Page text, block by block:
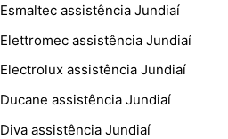
Esmaltec assistência Jundiaí
Elettromec assistência Jundiaí
Electrolux assistência Jundiaí
Ducane assistência Jundiaí
Diva assistência Jundiaí